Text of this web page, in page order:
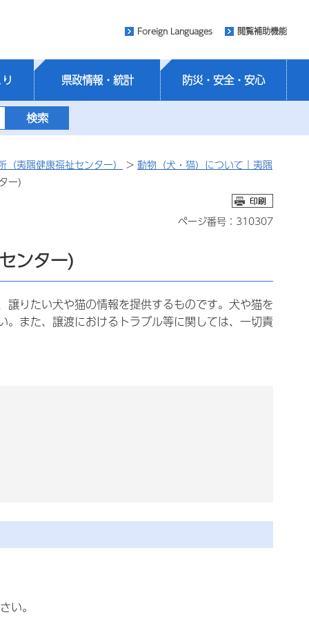
Foreign Languages 閲覧補助機能
県政情報・統計 防災・安全・安心
（夷隅健康福祉センター） > 動物（犬・猫）について｜夷隅
ー)
ページ番号：310307
ンター)
譲りたい犬や猫の情報を提供するものです。犬や猫を
また、譲渡におけるトラブル等に関しては、一切責
い。